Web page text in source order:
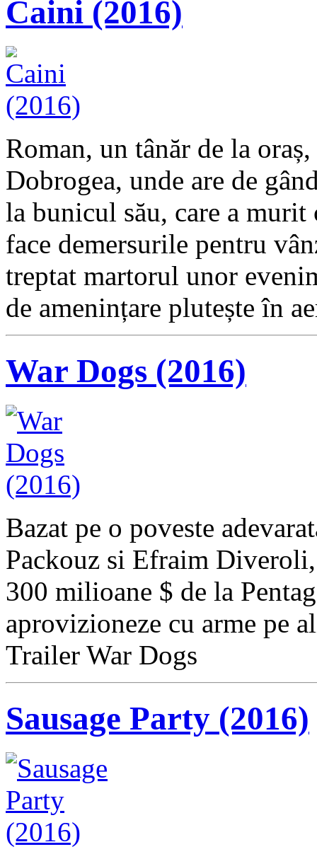
Caini (2016)
Roman, un tânăr de la
Dobrogea, unde are de
la bunicul său, care a
face demersurile pentru
treptat martorul unor
de amenințare plutește în
War Dogs (2016)
Bazat pe o poveste
Packouz si Efraim
300 milioane $ de la
aprovizioneze cu arme pe
Trailer War Dogs
Sausage Party (2016)